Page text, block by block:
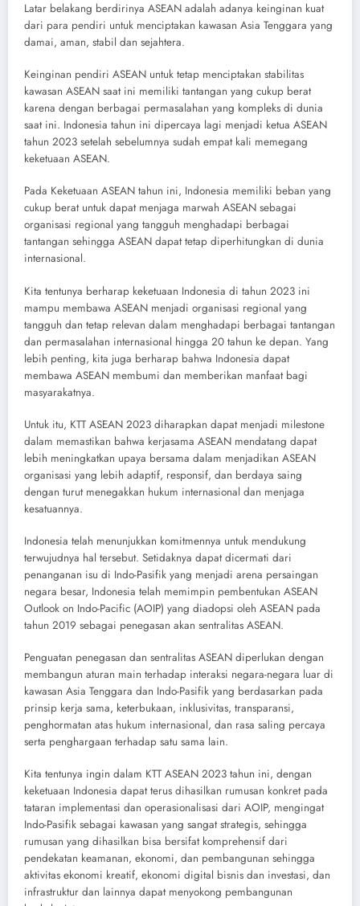
Latar belakang berdirinya ASEAN adalah adanya keinginan kuat
dari para pendiri untuk menciptakan kawasan Asia Tenggara yang
damai, aman, stabil dan sejahtera.
Keinginan pendiri ASEAN untuk tetap menciptakan stabilitas
kawasan ASEAN saat ini memiliki tantangan yang cukup berat
karena dengan berbagai permasalahan yang kompleks di dunia
saat ini. Indonesia tahun ini dipercaya lagi menjadi ketua ASEAN
tahun 2023 setelah sebelumnya sudah empat kali memegang
keketuaan ASEAN.
Pada Keketuaan ASEAN tahun ini, Indonesia memiliki beban yang
cukup berat untuk dapat menjaga marwah ASEAN sebagai
organisasi regional yang tangguh menghadapi berbagai
tantangan sehingga ASEAN dapat tetap diperhitungkan di dunia
internasional.
Kita tentunya berharap keketuaan Indonesia di tahun 2023 ini
mampu membawa ASEAN menjadi organisasi regional yang
tangguh dan tetap relevan dalam menghadapi berbagai tantangan
dan permasalahan internasional hingga 20 tahun ke depan. Yang
lebih penting, kita juga berharap bahwa Indonesia dapat
membawa ASEAN membumi dan memberikan manfaat bagi
masyarakatnya.
Untuk itu, KTT ASEAN 2023 diharapkan dapat menjadi milestone
dalam memastikan bahwa kerjasama ASEAN mendatang dapat
lebih meningkatkan upaya bersama dalam menjadikan ASEAN
organisasi yang lebih adaptif, responsif, dan berdaya saing
dengan turut menegakkan hukum internasional dan menjaga
kesatuannya.
Indonesia telah menunjukkan komitmennya untuk mendukung
terwujudnya hal tersebut. Setidaknya dapat dicermati dari
penanganan isu di Indo-Pasifik yang menjadi arena persaingan
negara besar, Indonesia telah memimpin pembentukan ASEAN
Outlook on Indo-Pacific (AOIP) yang diadopsi oleh ASEAN pada
tahun 2019 sebagai penegasan akan sentralitas ASEAN.
Penguatan penegasan dan sentralitas ASEAN diperlukan dengan
membangun aturan main terhadap interaksi negara-negara luar di
kawasan Asia Tenggara dan Indo-Pasifik yang berdasarkan pada
prinsip kerja sama, keterbukaan, inklusivitas, transparansi,
penghormatan atas hukum internasional, dan rasa saling percaya
serta penghargaan terhadap satu sama lain.
Kita tentunya ingin dalam KTT ASEAN 2023 tahun ini, dengan
keketuaan Indonesia dapat terus dihasilkan rumusan konkret pada
tataran implementasi dan operasionalisasi dari AOIP, mengingat
Indo-Pasifik sebagai kawasan yang sangat strategis, sehingga
rumusan yang dihasilkan bisa bersifat komprehensif dari
pendekatan keamanan, ekonomi, dan pembangunan sehingga
aktivitas ekonomi kreatif, ekonomi digital bisnis dan investasi, dan
infrastruktur dan lainnya dapat menyokong pembangunan